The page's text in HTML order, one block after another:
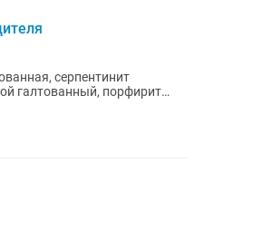
серпентинит
галтованный, порфирит